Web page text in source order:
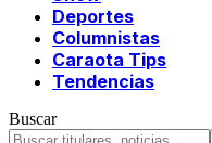
Deportes
Columnistas
Caraota Tips
Tendencias
Buscar